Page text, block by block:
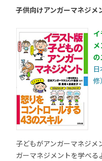
子供向けアンガーマネジメ
の
修）
子どもがアンガーマネジメ
ガーマネジメントを学べる